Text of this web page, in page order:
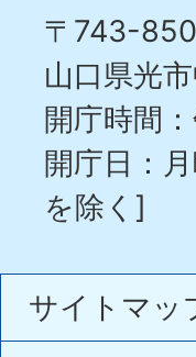
〒743-
山口県光
開庁時間
開庁日：
を除く]
サイトマッ